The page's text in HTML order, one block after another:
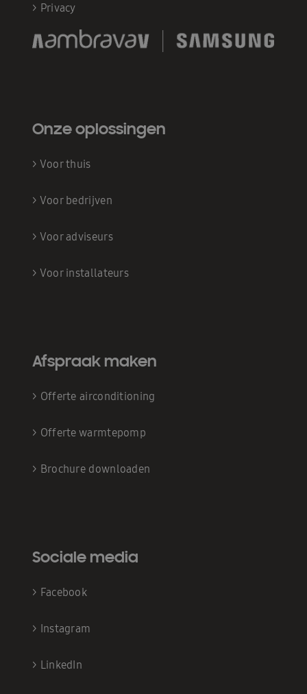
> Privacy
Onze oplossingen
> Voor thuis
> Voor bedrijven
> Voor adviseurs
> Voor installateurs
Afspraak maken
> Offerte airconditioning
> Offerte warmtepomp
> Brochure downloaden
Sociale media
> Facebook
> Instagram
> LinkedIn